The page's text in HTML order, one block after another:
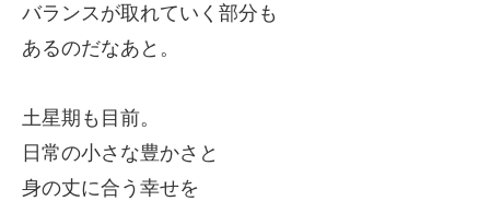
バランスが取れていく部分も
あるのだなあと。
土星期も目前。
日常の小さな豊かさと
身の丈に合う幸せを